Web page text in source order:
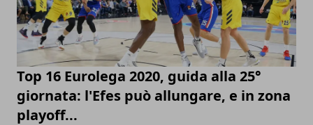
Top 16 Eurolega 2020, guida alla 25°
giornata: l'Efes può allungare, e in zona
playoff...